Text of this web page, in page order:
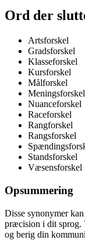
Ord der
Artsforskel
Gradsforskel
Klasseforskel
Kursforskel
Målforskel
Meningsforskel
Nuanceforskel
Raceforskel
Rangforskel
Rangsforskel
Standsforskel
Væsensforskel
Opsummering
Disse synonymer
præcision i dit sprog.
og berig din